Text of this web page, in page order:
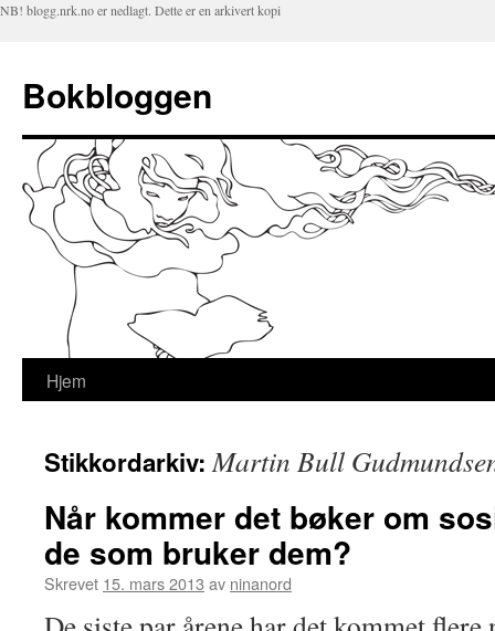
NB! blogg.nrk.no er nedlagt. Dette er en arkivert kopi
Bokbloggen
Hopp
innhold
Hjem
Stikkordarkiv:Martin Bull
Når kommer det bøker om
de som bruker dem?
Skrevet 15. mars 2013 av ninanord